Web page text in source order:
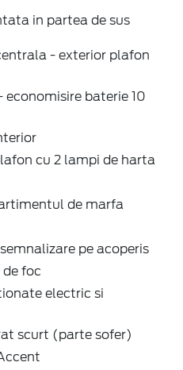
in partea de sus
- exterior plafon
baterie 10
cu 2 lampi de harta
de marfa
pe acoperis
foc
electric si
scurt (parte sofer)